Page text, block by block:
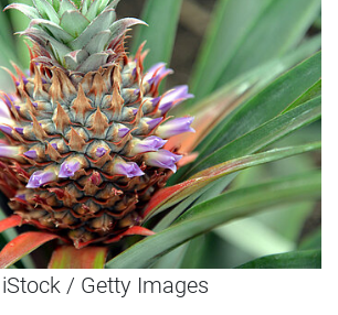
/ Getty Images